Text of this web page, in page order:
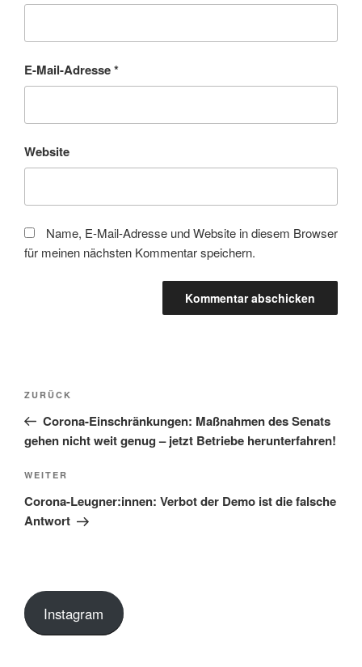
E-Mail-Adresse*
Website
Name, E-Mail-Adresse und Website in diesem Browser
für meinen nächsten Kommentar speichern.
Beitragsnavigation
Vorheriger
Beitrag
ZURÜCK
Corona-Einschränkungen: Maßnahmen des Senats
gehen nicht weit genug – jetzt Betriebe herunterfahren!
Nächster
Beitrag
WEITER
Corona-Leugner:innen: Verbot der Demo ist die falsche
Antwort
Instagram